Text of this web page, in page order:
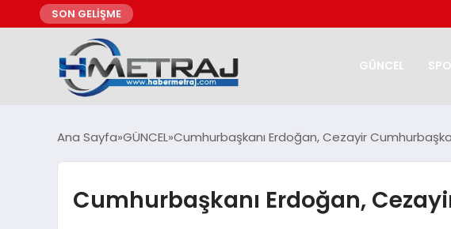
SON GELİŞME
GÜNCEL
Ana Sayfa GÜNCEL Cumhurbaşkanı Erdoğan, Cezayir
Cumhurbaşkanı Erdoğan,